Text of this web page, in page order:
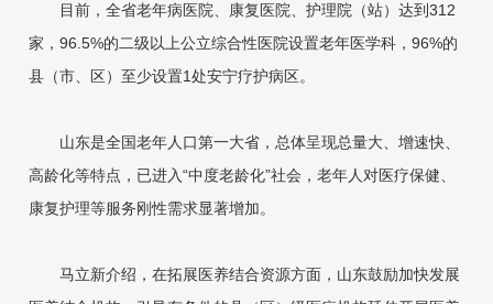
目前，全省老年病医院、康复医院、护理院（站）达到312
家，96.5%的二级以上公立综合性医院设置老年医学科，96%的
县（市、区）至少设置1处安宁疗护病区。
山东是全国老年人口第一大省，总体呈现总量大、增速快、
高龄化等特点，已进入“中度老龄化”社会，老年人对医疗保健、
康复护理等服务刚性需求显著增加。
马立新介绍，在拓展医养结合资源方面，山东鼓励加快发展